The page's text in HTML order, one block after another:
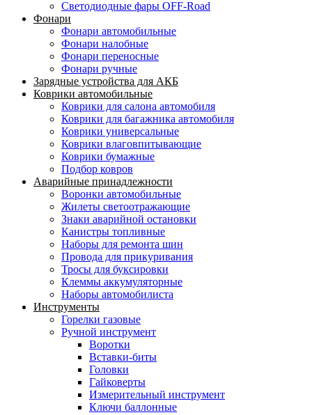
Светодиодные фары OFF-Road
Фонари
Фонари автомобильные
Фонари налобные
Фонари переносные
Фонари ручные
Зарядные устройства для АКБ
Коврики автомобильные
Коврики для салона автомобиля
Коврики для багажника автомобиля
Коврики универсальные
Коврики влаговпитывающие
Коврики бумажные
Подбор ковров
Аварийные принадлежности
Воронки автомобильные
Жилеты светоотражающие
Знаки аварийной остановки
Канистры топливные
Наборы для ремонта шин
Провода для прикуривания
Тросы для буксировки
Клеммы аккумуляторные
Наборы автомобилиста
Инструменты
Горелки газовые
Ручной инструмент
Воротки
Вставки-биты
Головки
Гайковерты
Измерительный инструмент
Ключи баллонные